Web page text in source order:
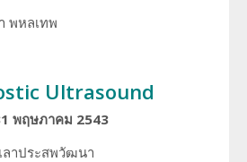
พหลเทพ
Ultrasound
พฤษภาคม 2543
เลาประสพวัฒนา